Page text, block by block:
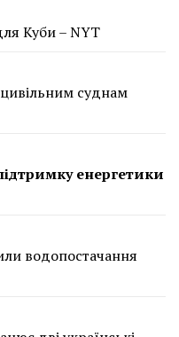
Куби – NYT
суднам
енергетики
водопостачання